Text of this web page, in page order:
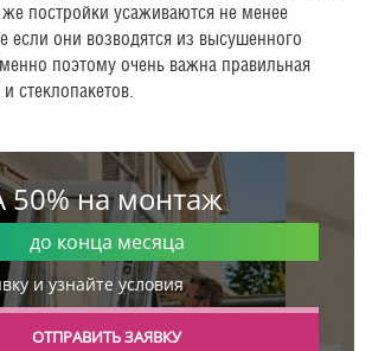
постройки усаживаются не менее
если они возводятся из высушенного
поэтому очень важна правильная
стеклопакетов.
на монтаж
до конца месяца
и узнайте условия
ОТПРАВИТЬ ЗАЯВКУ